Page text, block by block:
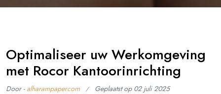
Optimaliseer uw Werkomgeving
met Rocor Kantoorinrichting
Door - alharampapercom Geplaatst op 02 juli 2025